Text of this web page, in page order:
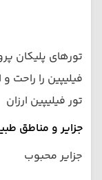
تورهای پلیکان
فیلیپین را راحت
تور فیلیپین ارزان
جزایر و مناطق
جزایر محبوب